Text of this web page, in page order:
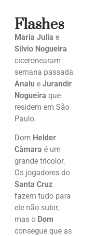
Flashes
Maria Julia e
Sílvio Nogueira
ciceronearam
semana passada
Analu e Jurandir
Nogueira que
residem em São
Paulo.
Dom Helder
Câmara é um
grande tricolor.
Os jogadores do
Santa Cruz
fazem tudo para
ele não subir,
mas o Dom
consegue que as